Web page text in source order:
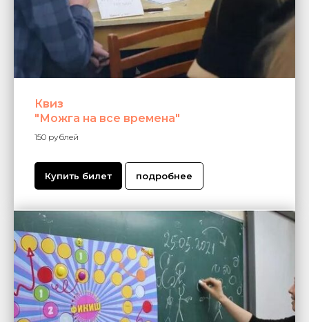
Квиз
"Можга на все времена"
150 рублей
Купить билет подробнее